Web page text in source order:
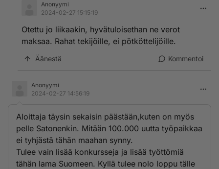
Anonyymi
2024-02-27 15:15:19
Otettu jo liikaakin, hyvätuloisethan ne verot
maksaa. Rahat tekijöille, ei pötköttelijöille.
Äänestä Kommentoi
Anonyymi
2024-02-27 14:56:19
Aloittaja täysin sekaisin päästään,kuten on myös
pelle Satonenkin. Mitään 100.000 uutta työpaikkaa
ei tyhjästä tähän maahan synny.
Tulee vain lisää konkursseja ja lisää työttömiä
tähän lama Suomeen. Kyllä tulee nolo loppu tälle